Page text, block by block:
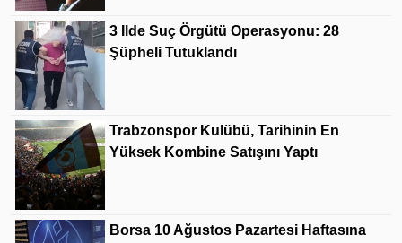
3 Ilde Suç Örgütü Operasyonu: 28
Şüpheli Tutuklandı
Trabzonspor Kulübü, Tarihinin En
Yüksek Kombine Satışını Yaptı
Borsa 10 Ağustos Pazartesi Haftasına